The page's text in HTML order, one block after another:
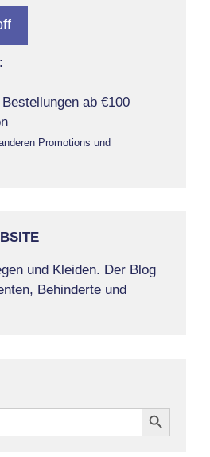
ab €100
Promotions und
und Kleiden. Der Blog
Behinderte und
Search Button